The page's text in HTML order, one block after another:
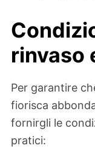
rinvaso
Per garantire
fiorisca
fornirgli le
pratici: